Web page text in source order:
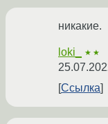
никакие.
loki_ ★★
Ссылка